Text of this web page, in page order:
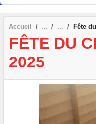
Accueil Fête
FÊTE DU
2025